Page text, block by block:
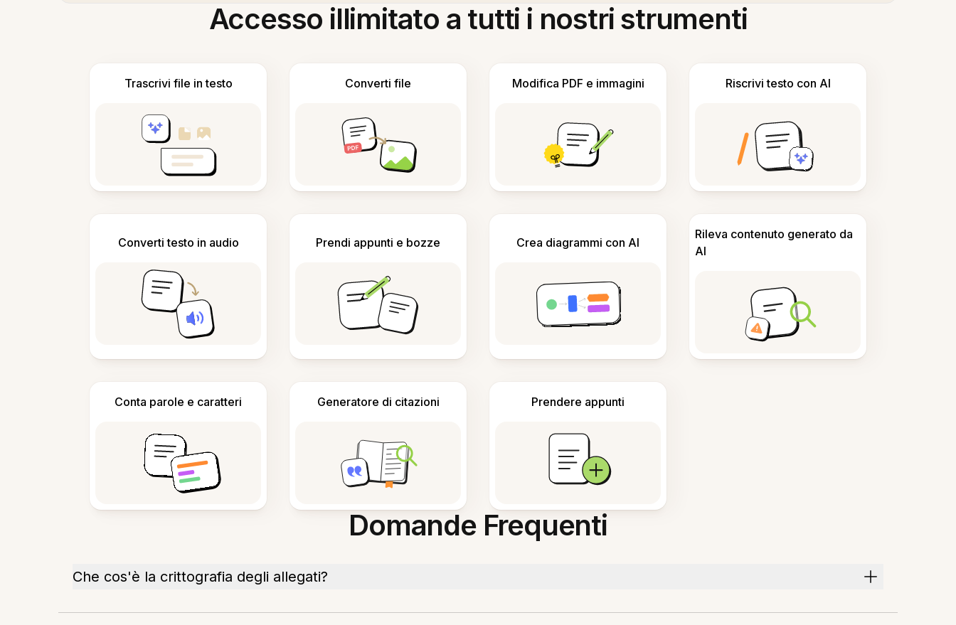
Accesso illimitato a tutti i nostri strumenti
Trascrivi file in testo Converti file Modifica PDF e immagini Riscrivi testo con AI
Converti testo in audio Prendi appunti e bozze Crea diagrammi con AI
Rileva contenuto generato da
AI
Conta parole e caratteri Generatore di citazioni Prendere appunti
Domande Frequenti
Che cos'è la crittografia degli allegati?